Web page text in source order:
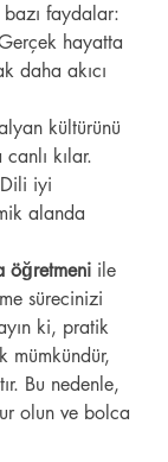
bazı faydalar:
hayatta
daha akıcı
kültürünü
kılar.
iyi
alanda
öğretmeni ile
sürecinizi
ki, pratik
mümkündür,
Bu nedenle,
olun ve bolca